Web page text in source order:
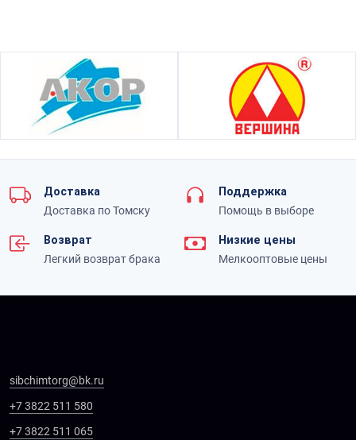
Доставка
Доставка по Томску
Поддержка
Помощь в выборе
Возврат
Легкий возврат брака
Низкие цены
Мелкооптовые цены
sibchimtorg@bk.ru
+7 3822 511 580
+7 3822 511 065